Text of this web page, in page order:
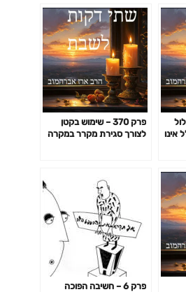
פרק 370 – שימוש בקטן
לצורך סגירת מקרר במקרה
פרק 6 – חשיבה הפוכה